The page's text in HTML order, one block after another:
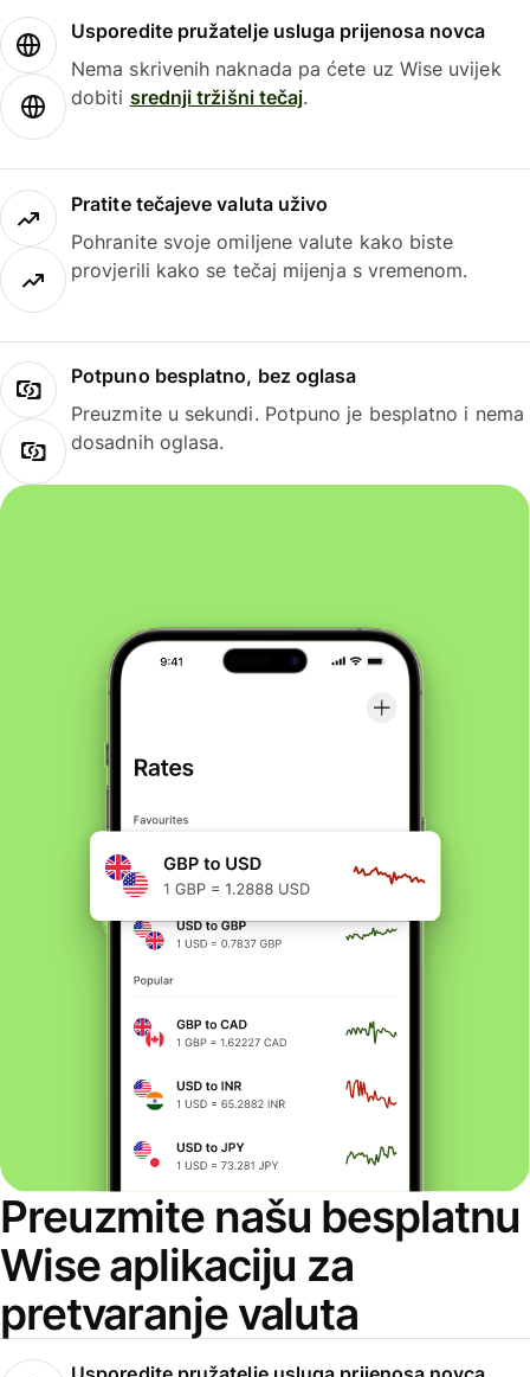
Usporedite pružatelje usluga prijenosa novca
Nema skrivenih naknada pa ćete uz Wise uvijek
dobiti srednji tržišni tečaj.
Pratite tečajeve valuta uživo
Pohranite svoje omiljene valute kako biste
provjerili kako se tečaj mijenja s vremenom.
Potpuno besplatno, bez oglasa
Preuzmite u sekundi. Potpuno je besplatno i nema
dosadnih oglasa.
Preuzmite našu besplatnu
Wise aplikaciju za
pretvaranje valuta